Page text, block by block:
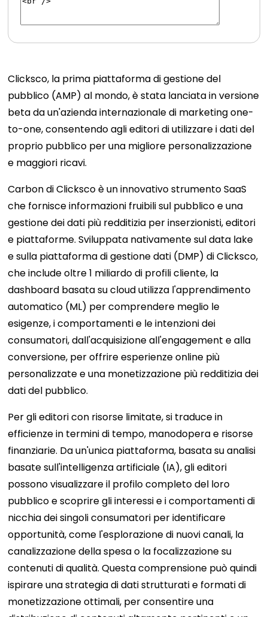
Clicksco, la prima piattaforma di gestione del
pubblico (AMP) al mondo, è stata lanciata in versione
beta da un'azienda internazionale di marketing one-
to-one, consentendo agli editori di utilizzare i dati del
proprio pubblico per una migliore personalizzazione
e maggiori ricavi.
Carbon di Clicksco è un innovativo strumento SaaS
che fornisce informazioni fruibili sul pubblico e una
gestione dei dati più redditizia per inserzionisti, editori
e piattaforme. Sviluppata nativamente sul data lake
e sulla piattaforma di gestione dati (DMP) di Clicksco,
che include oltre 1 miliardo di profili cliente, la
dashboard basata su cloud utilizza l'apprendimento
automatico (ML) per comprendere meglio le
esigenze, i comportamenti e le intenzioni dei
consumatori, dall'acquisizione all'engagement e alla
conversione, per offrire esperienze online più
personalizzate e una monetizzazione più redditizia dei
dati del pubblico.
Per gli editori con risorse limitate, si traduce in
efficienze in termini di tempo, manodopera e risorse
finanziarie. Da un'unica piattaforma, basata su analisi
basate sull'intelligenza artificiale (IA), gli editori
possono visualizzare il profilo completo del loro
pubblico e scoprire gli interessi e i comportamenti di
nicchia dei singoli consumatori per identificare
opportunità, come l'esplorazione di nuovi canali, la
canalizzazione della spesa o la focalizzazione su
contenuti di qualità. Questa comprensione può quindi
ispirare una strategia di dati strutturati e formati di
monetizzazione ottimali, per consentire una